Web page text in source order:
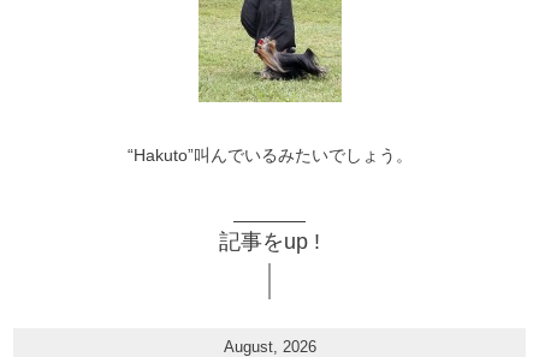
“Hakuto”叫んでいるみたいでしょう。
記事をup !
August, 2026